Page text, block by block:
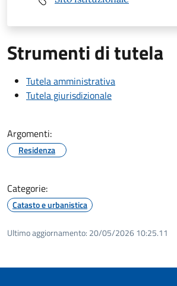
Strumenti di tutela
Tutela amministrativa
Tutela giurisdizionale
Argomenti:
Residenza
Categorie:
Catasto e urbanistica
Ultimo aggiornamento: 20/05/2026 10:25.11